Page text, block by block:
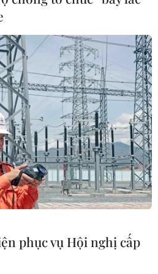
phục vụ Hội nghị cấp